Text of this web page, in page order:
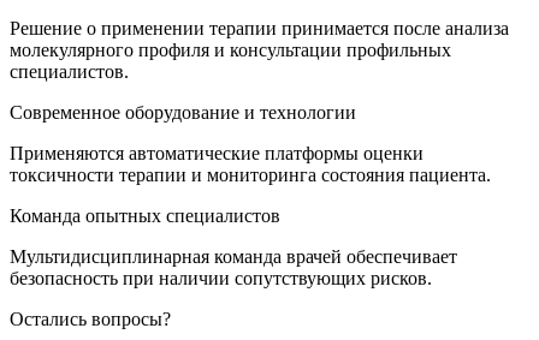
Решение о применении терапии принимается после анализа
молекулярного профиля и консультации профильных
специалистов.
Современное оборудование и технологии
Применяются автоматические платформы оценки
токсичности терапии и мониторинга состояния пациента.
Команда опытных специалистов
Мультидисциплинарная команда врачей обеспечивает
безопасность при наличии сопутствующих рисков.
Остались вопросы?